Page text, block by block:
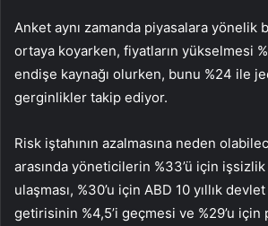
Anket aynı zamanda piyasalara yönelik
ortaya koyarken, fiyatların yükselmesi
endişe kaynağı olurken, bunu %24 ile
gerginlikler takip ediyor.
Risk iştahının azalmasına neden
arasında yöneticilerin %33’ü için işsizlik
ulaşması, %30’u için ABD 10 yıllık
getirisinin %4,5’i geçmesi ve %29’u için